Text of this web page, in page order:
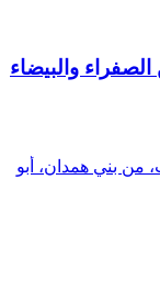
والبيضاء
من بني همدان، أبو